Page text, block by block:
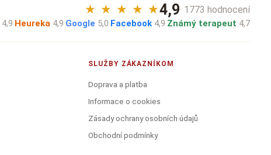
★ ★ ★ ★ ★4,9· 1773 hodnocení
4,9·Heureka 4,9·Google 5,0·Facebook 4,9·Známý terapeut 4,7
SLUŽBY ZÁKAZNÍKOM
Doprava a platba
Informace o cookies
Zásady ochrany osobních údajů
Obchodní podmínky